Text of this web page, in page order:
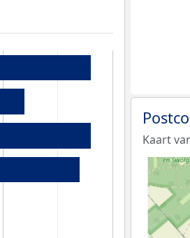
Kaart